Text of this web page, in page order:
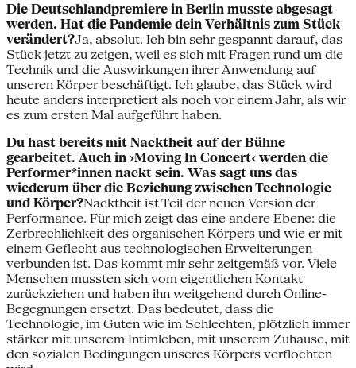
Die Deutschlandpremiere in Berlin musste abgesagt
werden. Hat die Pandemie dein Verhältnis zum Stück
verändert?Ja, absolut. Ich bin sehr gespannt darauf, das
Stück jetzt zu zeigen, weil es sich mit Fragen rund um die
Technik und die Auswirkungen ihrer Anwendung auf
unseren Körper beschäftigt. Ich glaube, das Stück wird
heute anders interpretiert als noch vor einem Jahr, als wir
es zum ersten Mal aufgeführt haben.
Du hast bereits mit Nacktheit auf der Bühne
gearbeitet. Auch in ›Moving In Concert‹ werden die
Performer*innen nackt sein. Was sagt uns das
wiederum über die Beziehung zwischen Technologie
und Körper?Nacktheit ist Teil der neuen Version der
Performance. Für mich zeigt das eine andere Ebene: die
Zerbrechlichkeit des organischen Körpers und wie er mit
einem Geflecht aus technologischen Erweiterungen
verbunden ist. Das kommt mir sehr zeitgemäß vor. Viele
Menschen mussten sich vom eigentlichen Kontakt
zurückziehen und haben ihn weitgehend durch Online-
Begegnungen ersetzt. Das bedeutet, dass die
Technologie, im Guten wie im Schlechten, plötzlich immer
stärker mit unserem Intimleben, mit unserem Zuhause, mit
den sozialen Bedingungen unseres Körpers verflochten